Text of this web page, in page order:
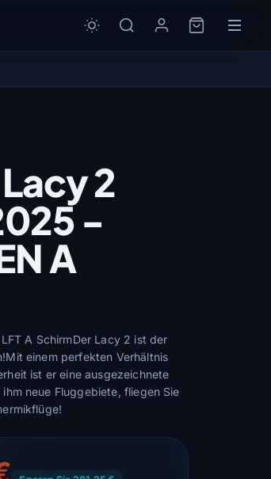
2
-
A
A SchirmDer Lacy 2 ist der
einem perfekten Verhältnis
ist er eine ausgezeichnete
neue Fluggebiete, fliegen Sie